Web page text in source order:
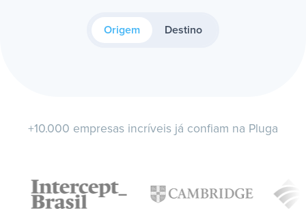
Origem Destino
+10.000 empresas incríveis já confiam na Pluga